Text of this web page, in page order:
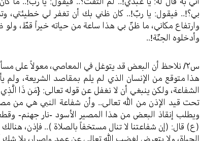
بي؟!.. فيقول: يا ربّ!.. كان ظني بك أن تغفر لي خطيئتي،
وارتفاع مكاني، ما ظنّ بي هذا ساعة من حياته خيراً قطّ، ولو
وأدخلوه الجنّة!..
س٢/ نلاحظ أن البعض قد يتوغل في المعاصي، معولاً على مسألة الشفاعة.. ما تعليقكم على ذلك؟..
هذا متوقع من الإنسان الذي لم يلم بمقاصد الشريعة، ولم
الشفاعة، ولكن ينبغي أن لا نغفل عن قوله تعالى: {مَن ذَا
تحت قيد الإذن من الله تعالى.. وأن شفاعة النبي هي من
ويطلب إنقاذ البعض من هذا المصير الأسود -نار جهنم-
(ع) قال: (إن شفاعتنا لا تنال مستخفاً بالصلاة ).. فإذن، هنالك
الحياة، ولا يتعرض لغضب الله تعالى عن عمد وإصرار، بلا شك